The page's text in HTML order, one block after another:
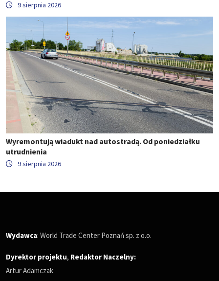
9 sierpnia 2026
Wyremontują wiadukt nad autostradą. Od poniedziałku
utrudnienia
9 sierpnia 2026
Wydawca: World Trade Center Poznań sp. z o.o.
Dyrektor projektu, Redaktor Naczelny:
Artur Adamczak